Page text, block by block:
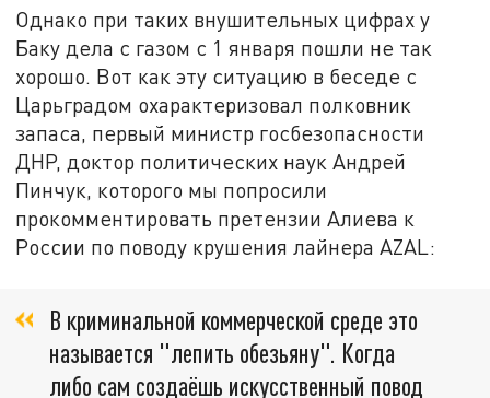
Однако при таких внушительных цифрах у
Баку дела с газом с 1 января пошли не так
хорошо. Вот как эту ситуацию в беседе с
Царьградом охарактеризовал полковник
запаса, первый министр госбезопасности
ДНР, доктор политических наук Андрей
Пинчук, которого мы попросили
прокомментировать претензии Алиева к
России по поводу крушения лайнера AZAL:
В криминальной коммерческой среде это
называется "лепить обезьяну". Когда
либо сам создаёшь искусственный повод